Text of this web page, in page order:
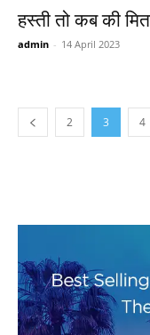
हस्ती तो कब की
admin - 14 April 2023
2 3 4